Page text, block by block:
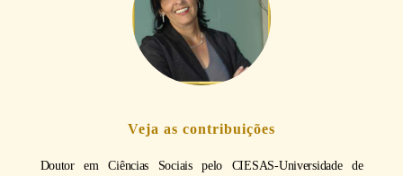
Veja as contribuições
Doutor em Ciências Sociais pelo CIESAS-Universidade de